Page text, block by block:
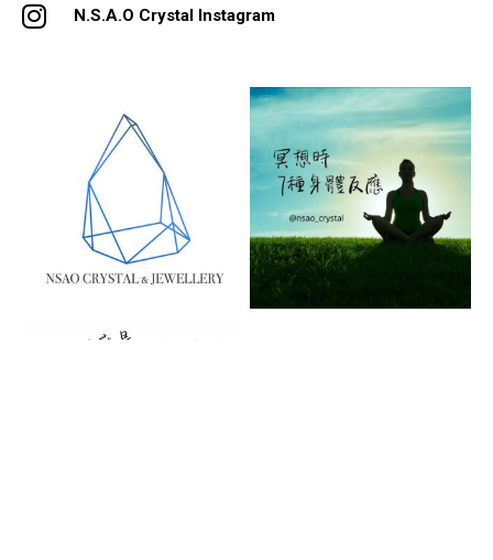
N.S.A.O Crystal Instagram